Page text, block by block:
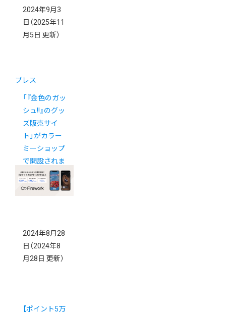
2024年9月3
日 （2025年11
月5日 更新）
プレス
「『金色のガッ
シュ!!』のグッ
ズ販売サイ
ト」がカラー
ミーショップ
で開設されま
した
2024年8月28
日 （2024年8
月28日 更新）
【ポイント5万